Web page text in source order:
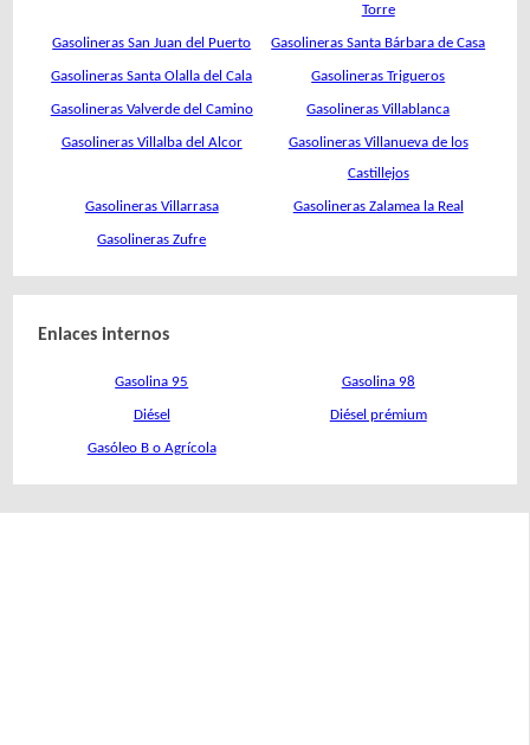
Torre
Gasolineras San Juan del Puerto Gasolineras Santa Bárbara de Casa
Gasolineras Santa Olalla del Cala Gasolineras Trigueros
Gasolineras Valverde del Camino Gasolineras Villablanca
Gasolineras Villalba del Alcor
Gasolineras Villanueva de los
Castillejos
Gasolineras Villarrasa Gasolineras Zalamea la Real
Gasolineras Zufre
Enlaces internos
Gasolina 95 Gasolina 98
Diésel Diésel prémium
Gasóleo B o Agrícola